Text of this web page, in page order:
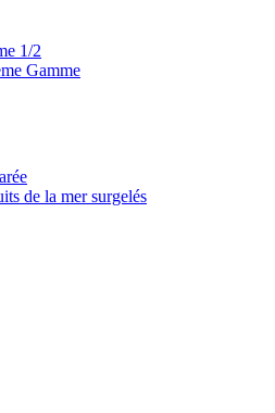
1/2
Gamme
de la mer surgelés